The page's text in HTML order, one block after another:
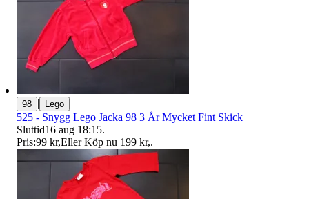
98 | Lego
525 - Snygg Lego Jacka 98 3 År Mycket Fint Skick
Sluttid16 aug 18:15.
Pris:99 kr,Eller Köp nu 199 kr,.